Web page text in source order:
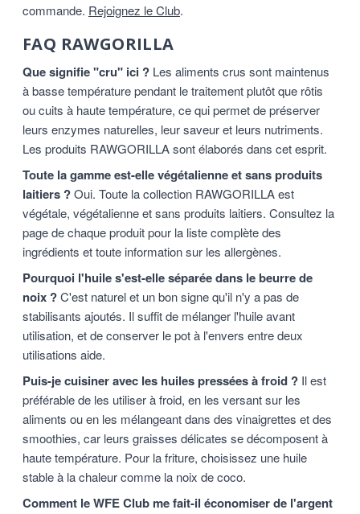
commande. Rejoignez le Club.
FAQ RAWGORILLA
Que signifie "cru" ici ? Les aliments crus sont maintenus
à basse température pendant le traitement plutôt que rôtis
ou cuits à haute température, ce qui permet de préserver
leurs enzymes naturelles, leur saveur et leurs nutriments.
Les produits RAWGORILLA sont élaborés dans cet esprit.
Toute la gamme est-elle végétalienne et sans produits
laitiers ?Oui. Toute la collection RAWGORILLA est
végétale, végétalienne et sans produits laitiers. Consultez la
page de chaque produit pour la liste complète des
ingrédients et toute information sur les allergènes.
Pourquoi l'huile s'est-elle séparée dans le beurre de
noix ?C'est naturel et un bon signe qu'il n'y a pas de
stabilisants ajoutés. Il suffit de mélanger l'huile avant
utilisation, et de conserver le pot à l'envers entre deux
utilisations aide.
Puis-je cuisiner avec les huiles pressées à froid ? Il est
préférable de les utiliser à froid, en les versant sur les
aliments ou en les mélangeant dans des vinaigrettes et des
smoothies, car leurs graisses délicates se décomposent à
haute température. Pour la friture, choisissez une huile
stable à la chaleur comme la noix de coco.
Comment le WFE Club me fait-il économiser de l'argent